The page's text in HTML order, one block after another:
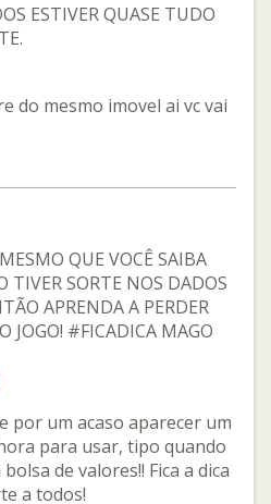
ESTIVER QUASE TUDO
do mesmo imovel ai vc vai
QUE VOCÊ SAIBA
TIVER SORTE NOS DADOS
APRENDA A PERDER
JOGO! #FICADICA MAGO
por um acaso aparecer um
para usar, tipo quando
de valores!! Fica a dica
a todos!